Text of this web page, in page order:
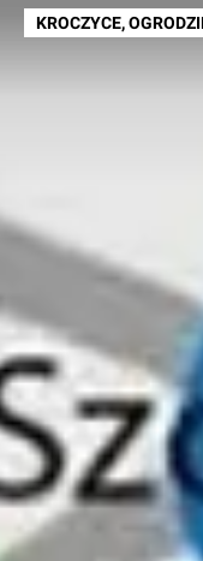
KROCZYCE,